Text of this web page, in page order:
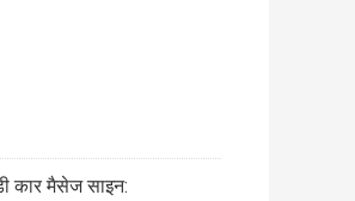
कार मैसेज साइन: